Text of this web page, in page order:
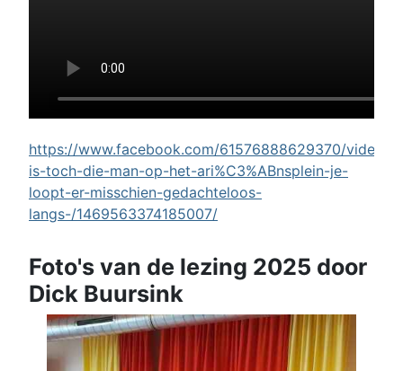
https://www.facebook.com/61576888629370/videos/
is-toch-die-man-op-het-ari%C3%ABnsplein-je-
loopt-er-misschien-gedachteloos-
langs-/1469563374185007/
Foto's van de lezing 2025 door
Dick Buursink